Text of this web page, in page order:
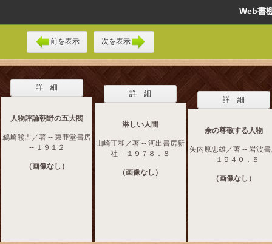
Web
前を表示 次を表示
詳 細
人物評論朝野の五大閥
鵜崎熊吉／著 -- 東亜堂書房
-- １９１２
（画像なし）
詳 細
淋しい人間
山崎正和／著 -- 河出書房新
社 -- １９７８．８
（画像なし）
詳 細
余の尊敬する人物
矢内原忠雄／著 -- 岩波
-- １９４０．５
（画像なし）